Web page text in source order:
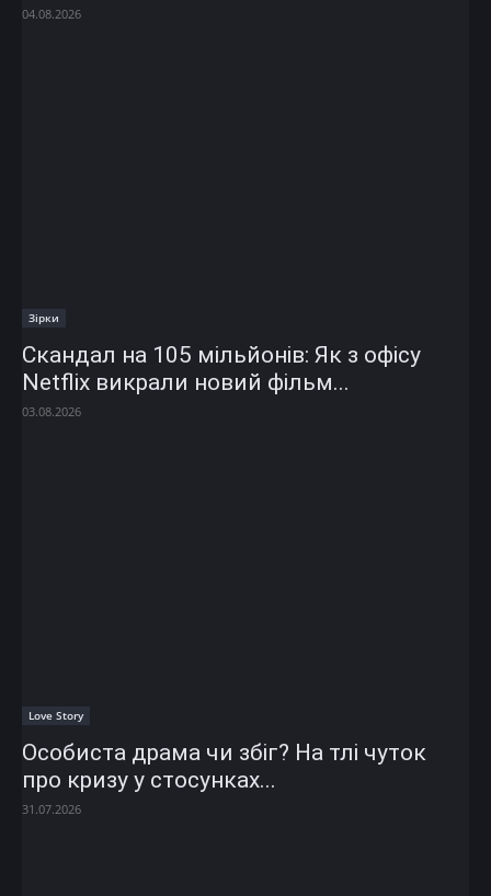
04.08.2026
Зірки
Скандал на 105 мільйонів: Як з офісу
Netflix викрали новий фільм...
03.08.2026
Love Story
Особиста драма чи збіг? На тлі чуток
про кризу у стосунках...
31.07.2026